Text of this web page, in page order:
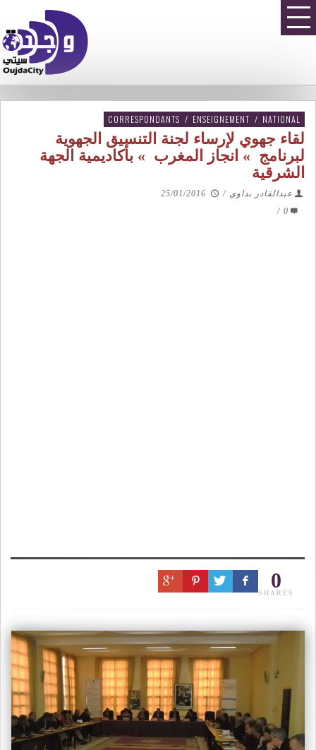
CORRESPONDANTS / ENSEIGNEMENT / NATIONAL
لقاء جهوي لإرساء لجنة التنسيق الجهوية
لبرنامج » انجاز المغرب » بأكاديمية الجهة
الشرقية
عبدالقادر بداوي /
25/01/2016
0
/
0
SHARES